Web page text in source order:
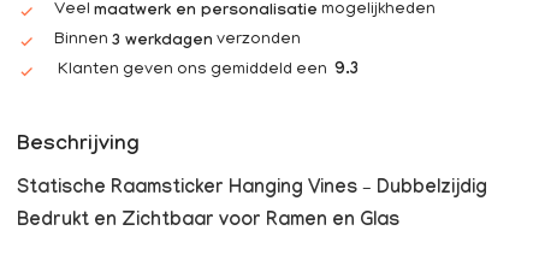
Veel maatwerk en personalisatie mogelijkheden
Binnen 3 werkdagen verzonden
Klanten geven ons gemiddeld een 9.3
Beschrijving
Statische Raamsticker Hanging Vines – Dubbelzijdig
Bedrukt en Zichtbaar voor Ramen en Glas